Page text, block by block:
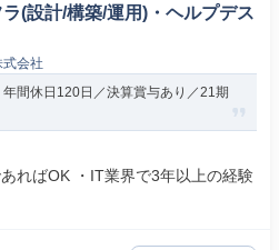
(設計/構築/運用)・ヘルプデス
会社
年間休⽇120⽇／決算賞与あり／21期
ればOK ・IT業界で3年以上の経験